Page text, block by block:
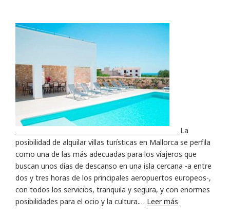
La
posibilidad de alquilar villas turísticas en Mallorca se perfila
como una de las más adecuadas para los viajeros que
buscan unos días de descanso en una isla cercana -a entre
dos y tres horas de los principales aeropuertos europeos-,
con todos los servicios, tranquila y segura, y con enormes
posibilidades para el ocio y la cultura.… Leer más